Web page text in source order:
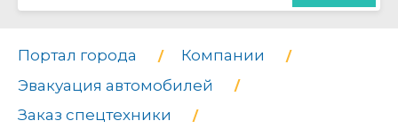
Портал города
Компании
Эвакуация автомобилей
Заказ спецтехники